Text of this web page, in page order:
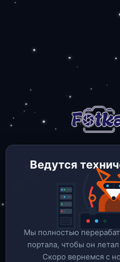
Ведутся
Мы полностью
портала, чтобы он
Скоро вернемся c